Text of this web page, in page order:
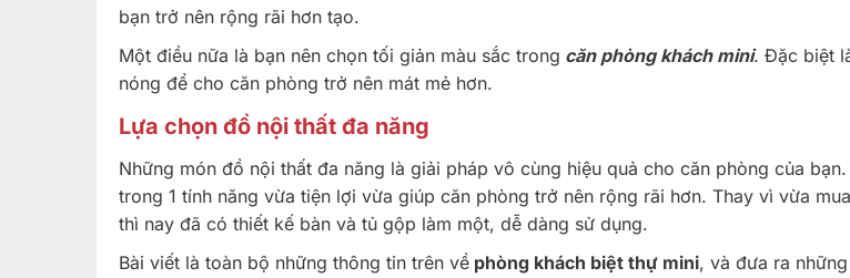
bạn trở nên rộng rãi hơn tạo.
Một điều nữa là bạn nên chọn tối giản màu sắc trong căn phòng khách mini. Đặc biệt
nóng để cho căn phòng trở nên mát mẻ hơn.
Lựa chọn đồ nội thất đa năng
Những món đồ nội thất đa năng là giải pháp vô cùng hiệu quả cho căn phòng của
trong 1 tính năng vừa tiện lợi vừa giúp căn phòng trở nên rộng rãi hơn. Thay vì vừa
thì nay đã có thiết kế bàn và tủ gộp làm một, dễ dàng sử dụng.
Bài viết là toàn bộ những thông tin trên về phòng khách biệt thự mini, và đưa ra